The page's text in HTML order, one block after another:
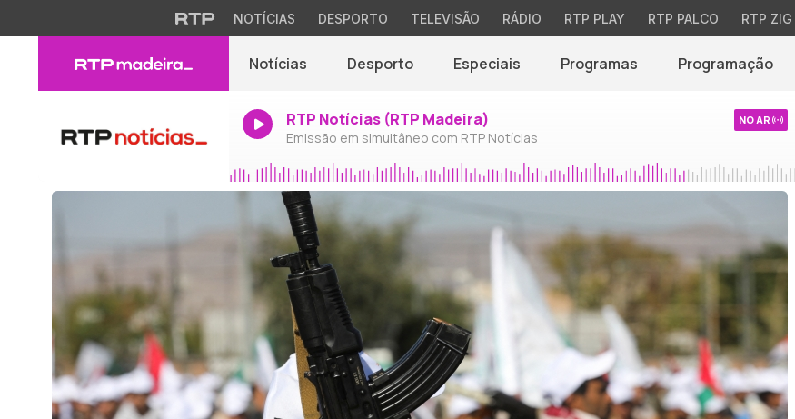
NOTÍCIAS DESPORTO TELEVISÃO RÁDIO RTP PLAY RTP PALCO RTP ZIG
Notícias Desporto Especiais Programas Programação
RTP Notícias (RTP Madeira)
Emissão em simultâneo com RTP Notícias
NO AR